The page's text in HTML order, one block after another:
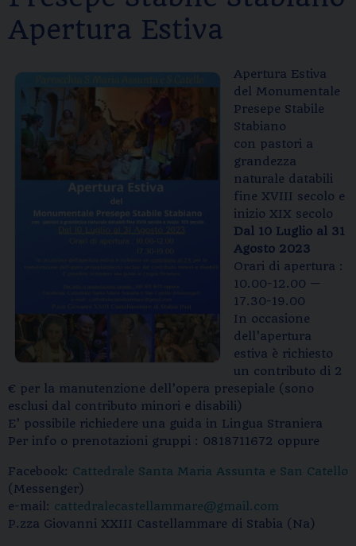
Apertura Estiva
Apertura Estiva
del Monumentale
Presepe Stabile
Stabiano
con pastori a
grandezza
naturale databili
fine XVIII secolo e
inizio XIX secolo
Dal 10 Luglio al 31
Agosto 2023
Orari di apertura :
10.00-12.00 —
17.30-19.00
In occasione
dell’apertura
estiva è richiesto
un contributo di 2
€ per la manutenzione dell’opera presepiale (sono
esclusi dal contributo minori e disabili)
E’ possibile richiedere una guida in Lingua Straniera
Per info o prenotazioni gruppi : 0818711672 oppure
Facebook: Cattedrale Santa Maria Assunta e San Catello
(Messenger)
e-mail: cattedralecastellammare@gmail.com
P.zza Giovanni XXIII Castellammare di Stabia (Na)